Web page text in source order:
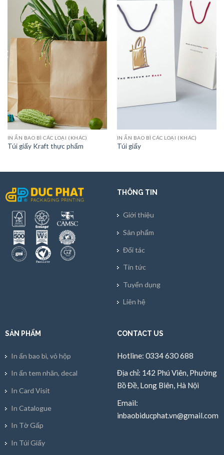
IN ẤN BAO BÌ CÁC LOẠI (KHÁC)
Túi giấy Kraft thực phẩm
IN ẤN BAO BÌ CÁC LOẠI (KHÁC)
Túi giấy
THÔNG TIN
Giới thiệu
Sản phẩm
Đối tác
Tin tức
Tuyển dụng
Liên hệ
SẢN PHẨM
In ấn bao bì, vỏ hộp
In ấn tem nhãn, decal
In Card Visit
In Catalogue
In Tờ Gấp
In Túi Giấy
CONTACT US
Hotline: 0334 630 688
Địa chỉ: 142 Phú Viên, Phường
Bồ Đề, Long Biên, Hà Nội
Email:
inbaobiducphat.vn@gmail.com